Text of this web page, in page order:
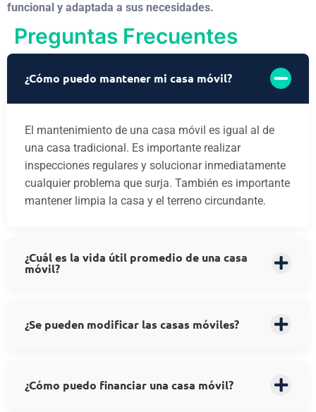
funcional y adaptada a sus necesidades.
Preguntas Frecuentes
¿Cómo puedo mantener mi casa móvil?
El mantenimiento de una casa móvil es igual al de
una casa tradicional. Es importante realizar
inspecciones regulares y solucionar inmediatamente
cualquier problema que surja. También es importante
mantener limpia la casa y el terreno circundante.
¿Cuál es la vida útil promedio de una casa
móvil?
¿Se pueden modificar las casas móviles?
¿Cómo puedo financiar una casa móvil?